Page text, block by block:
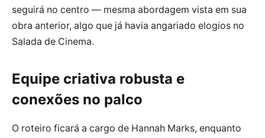
seguirá no centro — mesma abordagem vista em sua
obra anterior, algo que já havia angariado elogios no
Salada de Cinema.
Equipe criativa robusta e
conexões no palco
O roteiro ficará a cargo de Hannah Marks, enquanto